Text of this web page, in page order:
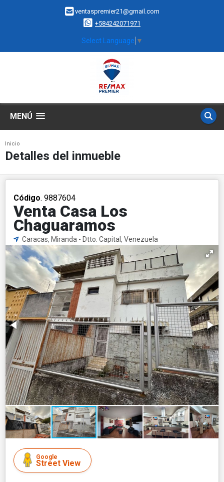
ventaspremier21@gmail.com
+584242071971
Select Language ▼
MENÚ
Inicio
Detalles del inmueble
Código. 9887604
Venta Casa Los
Chaguaramos
Caracas, Miranda - Dtto. Capital, Venezuela
Google
Street View